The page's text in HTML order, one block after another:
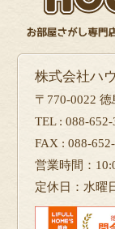
株式会社ハ
〒770-0022
TEL : 088-652-
FAX : 088-
営業時間：
定休日：水曜